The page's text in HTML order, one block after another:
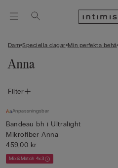
Dam Speciella dagar Min perfekta behå
Anna
Filter
Anpassningsbar
Bandeau bh i Ultralight
Mikrofiber Anna
459,00 kr
Mix&Match 4x3